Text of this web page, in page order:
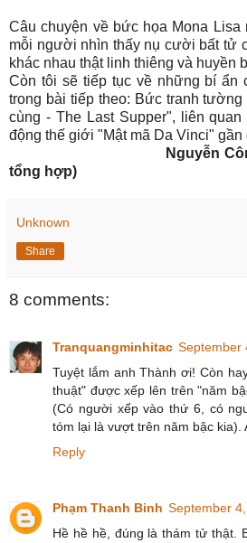
Câu chuyện về bức họa Mona Lisa
mỗi người nhìn thấy nụ cười bất tử
khác nhau thật linh thiêng và huyền
Còn tôi sẽ tiếp tục về những bí ẩn
trong bài tiếp theo: Bức tranh
cùng - The Last Supper", liên
động thế giới "Mật mã Da Vinci" gần
Nguyễn
tổng hợp)
Unknown
Share
8 comments:
Tranquangminhitac September
Tuyệt lắm anh Thành ơi! Còn
thuật" được xếp lên trên "năm
(Có người xếp vào thứ 6, có
tóm lại là vượt trên năm bậc kia).
Reply
Phạm Thanh Binh September
Hề hề hề, đúng là thám tử thật.